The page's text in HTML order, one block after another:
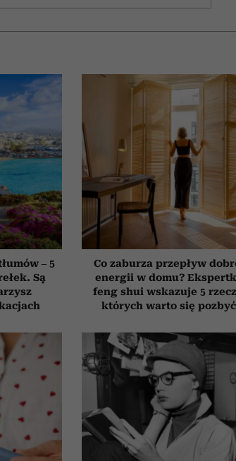
– 5
Są
Co zaburza przepływ
energii w domu?
feng shui wskazuje 5
których warto się pozbyć